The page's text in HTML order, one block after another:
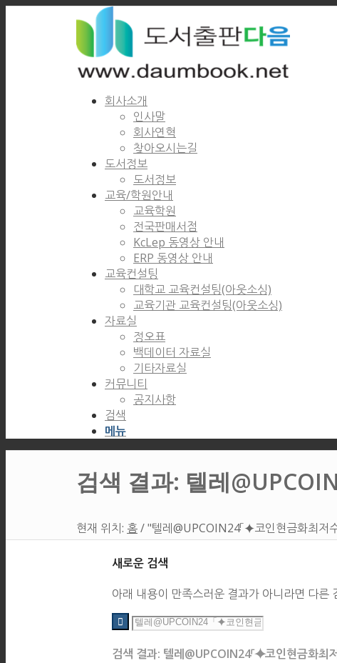
회사소개
인사말
회사연혁
찾아오시는길
도서정보
도서정보
교육/학원안내
교육학원
전국판매서점
KcLep 동영상 안내
ERP 동영상 안내
교육컨설팅
대학교 교육컨설팅(아웃소싱)
교육기관 교육컨설팅(아웃소싱)
자료실
정오표
백데이터 자료실
기타자료실
커뮤니티
공지사항
검색
메뉴
검색 결과: 텔레
현재 위치: 홈/"텔레@UPCOIN24「⯌코인현금화최저
새로운 검색
아래 내용이 만족스러운 결과가 아니라면 다른
검색 결과: 텔레@UPCOIN24「⯌코인현금화최